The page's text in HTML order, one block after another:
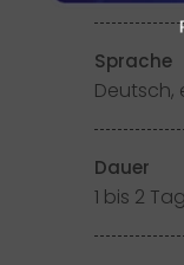
Sprache
Deutsch,
Dauer
1 bis 2